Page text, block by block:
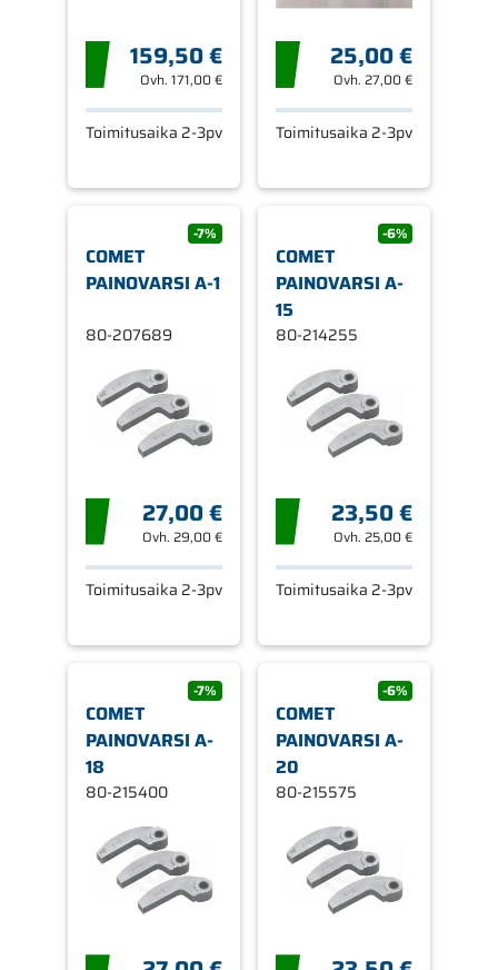
159,50 €
Ovh. 171,00 €
Toimitusaika 2-3pv
25,00 €
Ovh.27,00 €
Toimitusaika 2-3pv
-7%
COMET
PAINOVARSI A-1
80-207689
27,00 €
Ovh. 29,00 €
Toimitusaika 2-3pv
-6%
COMET
PAINOVARSI A-
15
80-214255
23,50 €
Ovh.25,00 €
Toimitusaika 2-3pv
-7%
COMET
PAINOVARSI A-
18
80-215400
-6%
COMET
PAINOVARSI A-
20
80-215575